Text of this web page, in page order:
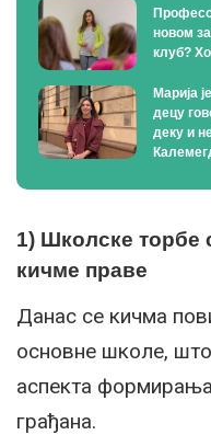
новом
клуб?
Марија
децу
деку и
1) Школске торбе
кичме праве
Данас се кичма
основне школе, што
аспекта
грађана.